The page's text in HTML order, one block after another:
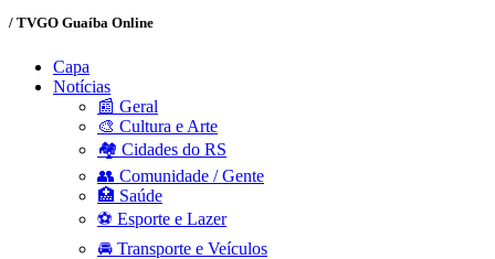
/ TVGO Guaíba Online
Capa
Notícias
📰 Geral
🎨 Cultura e Arte
🏘️ Cidades do RS
👥 Comunidade / Gente
🏥 Saúde
⚽ Esporte e Lazer
🚘 Transporte e Veículos